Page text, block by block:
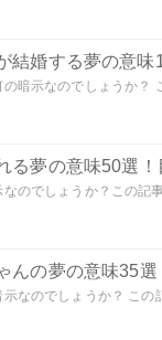
結婚する夢の意
暗示なのでしょうか？
る夢の意味50選
のでしょうか？この記
んの夢の意味35
なのでしょうか？ この